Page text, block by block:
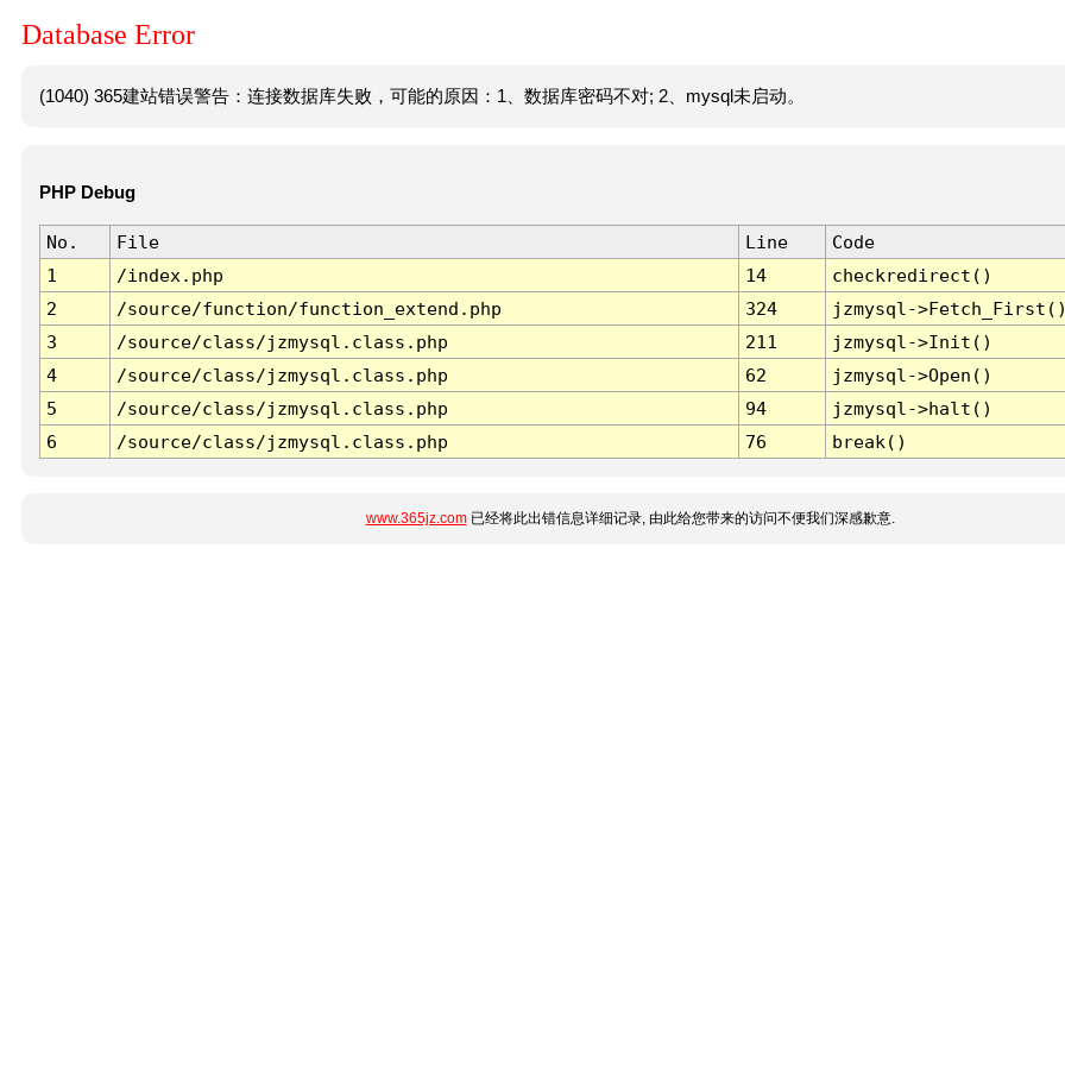
Database Error
(1040) 365建站错误警告：连接数据库失败，可能的原因：1、数据库密码不对; 2、mysql未启动。
PHP Debug
No. File Line
Code
1
/index.php 14
checkredirect()
2
/source/function/function_extend.php 324
jzmysql-
3
/source/class/jzmysql.class.php 211
jzmysql->Init()
4
/source/class/jzmysql.class.php 62
jzmysql->Open()
5
/source/class/jzmysql.class.php 94
jzmysql->halt()
6
/source/class/jzmysql.class.php 76 break()
www.365jz.com已经将此出错信息详细记录, 由此给您带来的访问不便我们深感歉意.